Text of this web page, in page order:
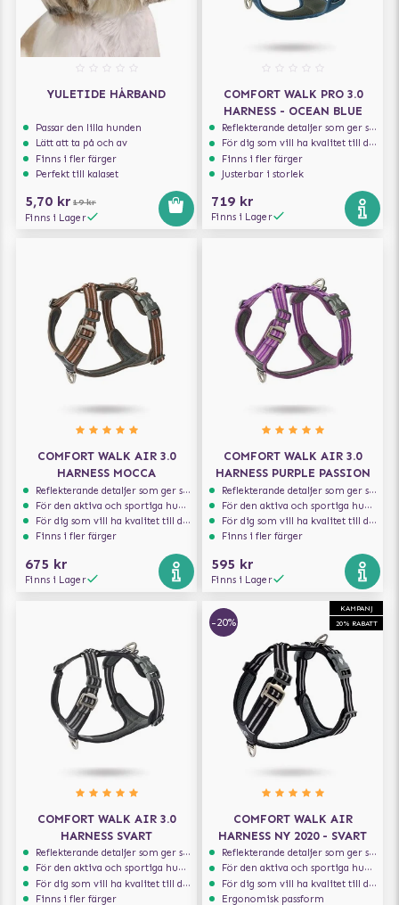
YULETIDE HÅRBAND
Passar den lilla hunden
Lätt att ta på och av
Finns i fler färger
Perfekt till kalaset
5,70 kr 19 kr
Finns i Lager
COMFORT WALK PRO 3.0
HARNESS - OCEAN BLUE
Reflekterande detaljer som ger synlighet i svagt ljus
För dig som vill ha kvalitet till din hund!
Finns i fler färger
Justerbar i storlek
719 kr
Finns i Lager
COMFORT WALK AIR 3.0
HARNESS MOCCA
Reflekterande detaljer som ger synlighet i svagt ljus
För den aktiva och sportiga hunden
För dig som vill ha kvalitet till din hund!
Finns i fler färger
675 kr
Finns i Lager
COMFORT WALK AIR 3.0
HARNESS PURPLE PASSION
Reflekterande detaljer som ger synlighet i svagt ljus
För den aktiva och sportiga hunden
För dig som vill ha kvalitet till din hund!
Finns i fler färger
595 kr
Finns i Lager
COMFORT WALK AIR 3.0
HARNESS SVART
Reflekterande detaljer som ger synlighet i svagt ljus
För den aktiva och sportiga hunden
För dig som vill ha kvalitet till din hund!
Finns i fler färger
KAMPANJ
20% RABATT
-20%
COMFORT WALK AIR
HARNESS NY 2020 - SVART
Reflekterande detaljer som ger synlighet i svagt ljus
För den aktiva och sportiga hunden
För dig som vill ha kvalitet till din hund!
Ergonomisk passform